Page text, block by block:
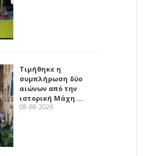
Τιμήθηκε η
συμπλήρωση δύο
αιώνων από την
ιστορική Μάχη …
08-08-2026